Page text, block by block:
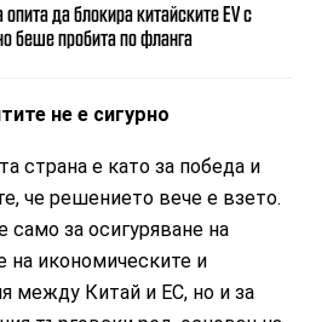
опита да блокира китайските ЕV с
беше пробита по фланга
не е сигурно
страна е като за победа и
че решението вече е взето.
само за осигуряване на
на икономическите и
между Китай и ЕС, но и за